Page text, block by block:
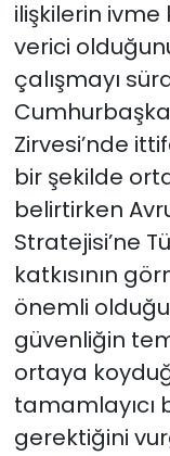
ilişkilerin
verici
çalışmayı
Zirvesi’nde
bir şekilde
belirtirken
Stratejisi’ne
katkısının
önemli
güvenliğin
ortaya
tamamlayıcı
gerektiğini